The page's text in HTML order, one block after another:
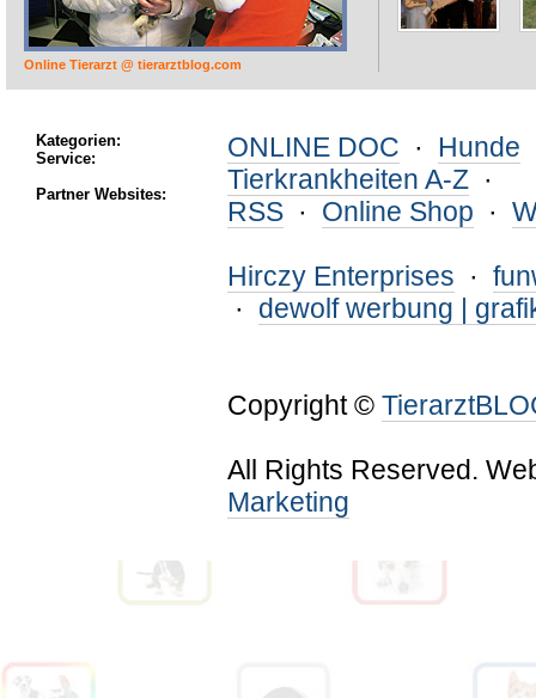
Online Tierarzt @ tierarztblog.com
Kategorien:
Service:
Partner Websites:
ONLINE DOC · Hunde
Tierkrankheiten A-Z ·
RSS · Online Shop ·
Hirczy Enterprises ·
· dewolf werbung |
Copyright ©
All Rights Reserved.
Marketing